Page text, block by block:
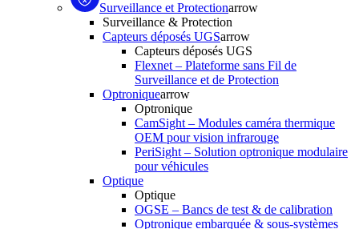
Surveillance et Protectionarrow
Surveillance & Protection
Capteurs déposés UGSarrow
Capteurs déposés UGS
Flexnet – Plateforme sans Fil de
Surveillance et de Protection
Optroniquearrow
Optronique
CamSight – Modules caméra thermique
OEM pour vision infrarouge
PeriSight – Solution optronique modulaire
pour véhicules
Optique
Optique
OGSE – Bancs de test & de calibration
Optronique embarquée & sous-systèmes